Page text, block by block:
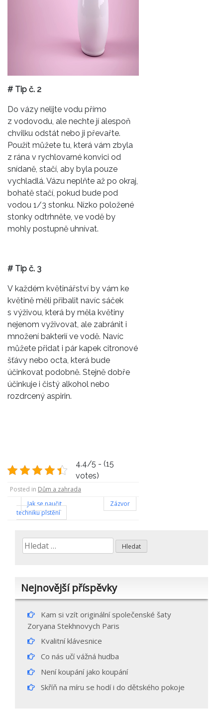
# Tip č. 2
Do vázy nelijte vodu přímo
z vodovodu, ale nechte jí alespoň
chvilku odstát nebo ji převařte.
Použít můžete tu, která vám zbyla
z rána v rychlovarné konvici od
snídaně, stačí, aby byla pouze
vychladlá. Vázu neplňte až po okraj,
bohatě stačí, pokud bude pod
vodou 1/3 stonku. Nízko položené
stonky odtrhněte, ve vodě by
mohly postupně uhnívat.
# Tip č. 3
V každém květinářství by vám ke
květině měli přibalit navíc sáček
s výživou, která by měla květiny
nejenom vyživovat, ale zabránit i
množení bakterií ve vodě. Navíc
můžete přidat i pár kapek citronové
šťávy nebo octa, která bude
účinkovat podobně. Stejně dobře
účinkuje i čistý alkohol nebo
rozdrcený aspirin.
4.4/5 - (15
votes)
Posted in Dům a zahrada
Navigace
pro
příspěvek
Jak se naučit
techniku plstění
Zázvor
Vyhledávání
Nejnovější příspěvky
Kam si vzít originální společenské šaty
Zoryana Stekhnovych Paris
Kvalitní klávesnice
Co nás učí vážná hudba
Není koupání jako koupání
Skříň na míru se hodí i do dětského pokoje